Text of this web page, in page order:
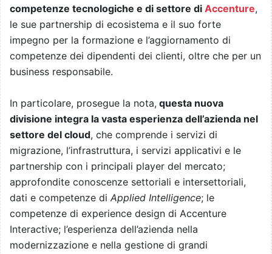
competenze tecnologiche e di settore di Accenture,
le sue partnership di ecosistema e il suo forte
impegno per la formazione e l’aggiornamento di
competenze dei dipendenti dei clienti, oltre che per un
business responsabile.
In particolare, prosegue la nota, questa nuova
divisione integra la vasta esperienza dell’azienda nel
settore del cloud, che comprende i servizi di
migrazione, l’infrastruttura, i servizi applicativi e le
partnership con i principali player del mercato;
approfondite conoscenze settoriali e intersettoriali,
dati e competenze di Applied Intelligence; le
competenze di experience design di Accenture
Interactive; l’esperienza dell’azienda nella
modernizzazione e nella gestione di grandi